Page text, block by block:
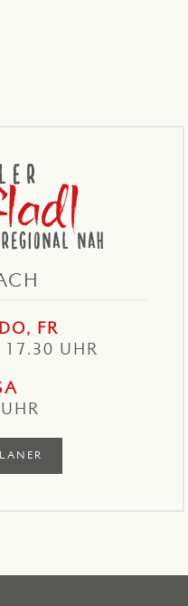
FR
UHR